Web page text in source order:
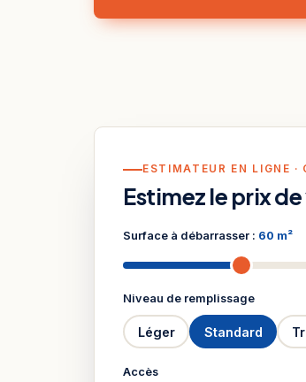
ESTIMATEUR EN LIGNE ·
Estimez le prix
Surface à débarrasser : 60 m²
Niveau de remplissage
Léger Standard
Accès